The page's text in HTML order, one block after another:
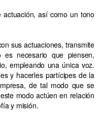
actuación, así como un tono
sus actuaciones, transmite
necesario que piensen,
empleando una única voz.
y hacerles partícipes de la
de tal modo que se
modo actúen en relación
y misión.